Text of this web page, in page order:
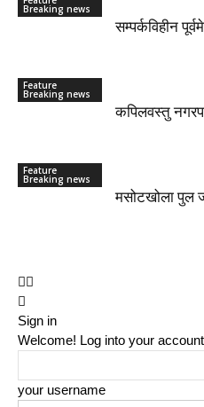
Breaking news
सम्पर्कविहीन
Feature
Breaking news
कपिलवस्तु
Feature
Breaking news
मसोटखोला पुल
Sign in
Welcome! Log into your account
your username